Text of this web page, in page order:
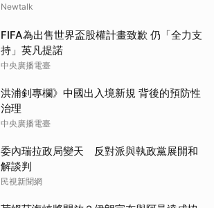
Newtalk
FIFA為出售世界盃股權計畫致歉 仍「全力支
持」英凡提諾
中央廣播電臺
洪浦釗專欄》中國出入境新規 背後的預防性
治理
中央廣播電臺
委內瑞拉政局變天 反對派與執政黨展開和
解談判
民視新聞網